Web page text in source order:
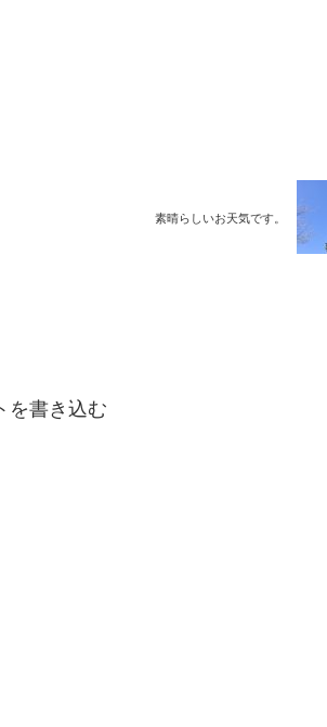
素晴らしいお天気です。
を書き込む